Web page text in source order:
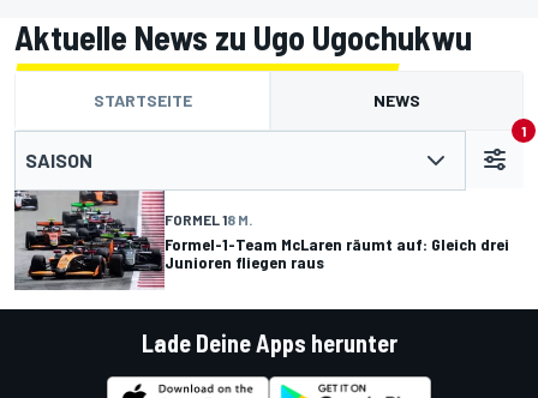
Aktuelle News zu Ugo Ugochukwu
STARTSEITE NEWS
SAISON
1
FORMEL 18 M.
Formel-1-Team McLaren räumt auf: Gleich drei
Junioren fliegen raus
Lade Deine Apps herunter